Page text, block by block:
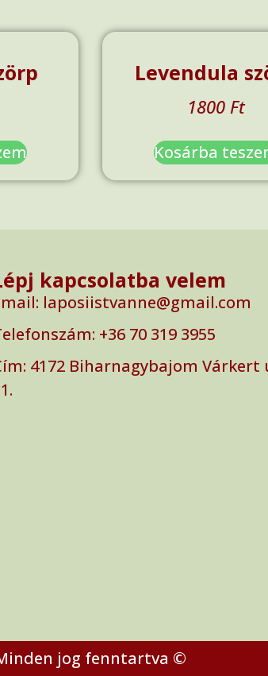
Levendula
1800 Ft
Kosárba
kapcsolatba velem
laposiistvanne@gmail.com
‭+36 70 319 3955‬
‭4172 Biharnagybajom Várkert
jog fenntartva ©